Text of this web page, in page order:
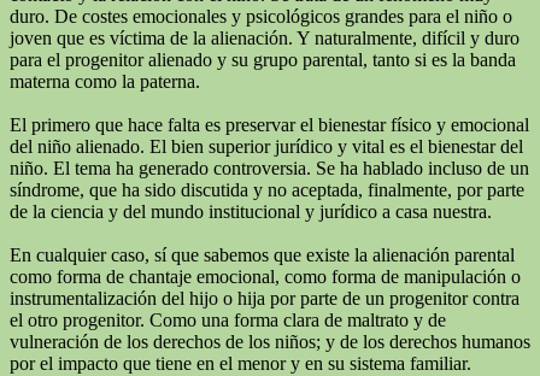
duro. De costes emocionales y psicológicos grandes para el niño o
joven que es víctima de la alienación. Y naturalmente, difícil y duro
para el progenitor alienado y su grupo parental, tanto si es la banda
materna como la paterna.
El primero que hace falta es preservar el bienestar físico y emocional
del niño alienado. El bien superior jurídico y vital es el bienestar del
niño. El tema ha generado controversia. Se ha hablado incluso de un
síndrome, que ha sido discutida y no aceptada, finalmente, por parte
de la ciencia y del mundo institucional y jurídico a casa nuestra.
En cualquier caso, sí que sabemos que existe la alienación parental
como forma de chantaje emocional, como forma de manipulación o
instrumentalización del hijo o hija por parte de un progenitor contra
el otro progenitor. Como una forma clara de maltrato y de
vulneración de los derechos de los niños; y de los derechos humanos
por el impacto que tiene en el menor y en su sistema familiar.